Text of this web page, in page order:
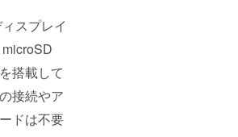
スプレイ
搭載して
接続やア
ドは不要